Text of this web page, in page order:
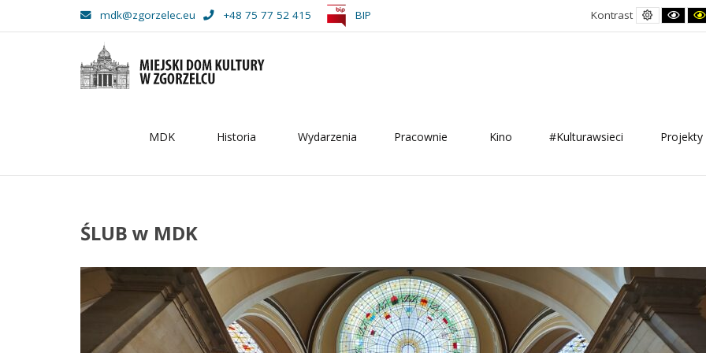
mdk@zgorzelec.eu +48 75 77 52 415 BIP Kontrast Kontrast
domyślny
biały
MDK Historia Wydarzenia Pracownie Kino #Kulturawsieci Projekty
ŚLUB w MDK